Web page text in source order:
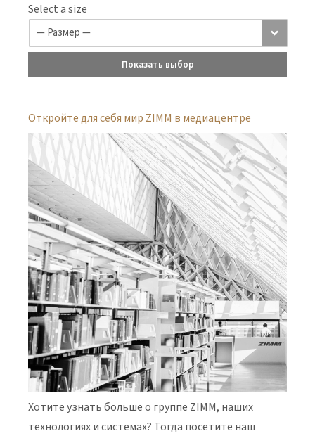
Select a size
Показать выбор
Откройте для себя мир ZIMM в медиацентре
Хотите узнать больше о группе ZIMM, наших
технологиях и системах? Тогда посетите наш